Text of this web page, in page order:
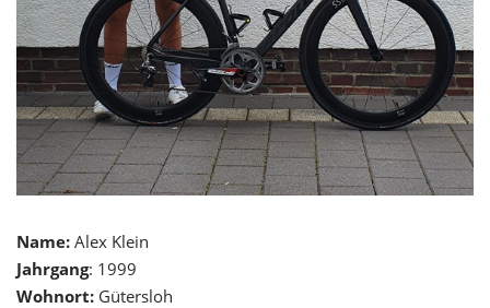
Name: Alex Klein
Jahrgang: 1999
Wohnort: Gütersloh